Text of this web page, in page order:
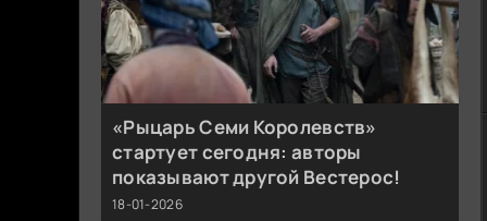
«Рыцарь Семи Королевств»
стартует сегодня: авторы
показывают другой Вестерос!
18-01-2026